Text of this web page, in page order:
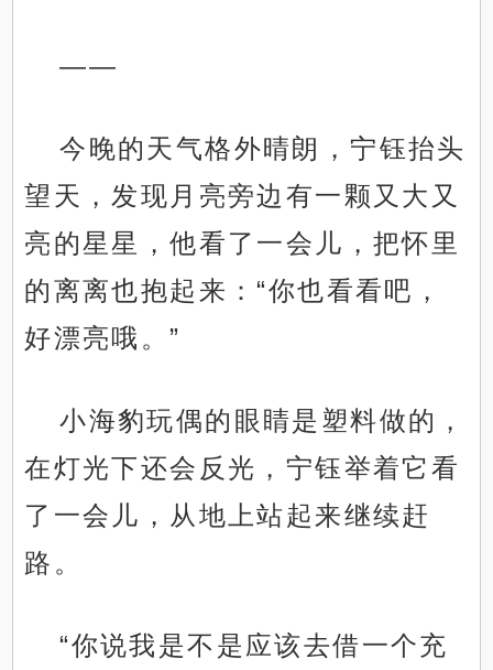
——
今晚的天气格外晴朗，宁钰抬头
望天，发现月亮旁边有一颗又大又
亮的星星，他看了一会儿，把怀里
的离离也抱起来：“你也看看吧，
好漂亮哦。”
小海豹玩偶的眼睛是塑料做的，
在灯光下还会反光，宁钰举着它看
了一会儿，从地上站起来继续赶
路。
“你说我是不是应该去借一个充